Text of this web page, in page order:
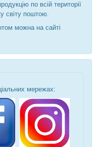
по всій території
світу поштою.
можна на сайті
мережах: